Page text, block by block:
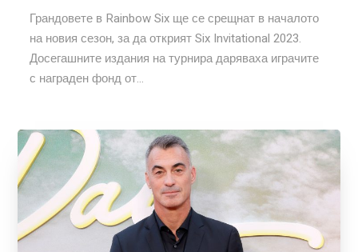
Грандовете в Rainbow Six ще се срещнат в началото
на новия сезон, за да открият Six Invitational 2023.
Досегашните издания на турнира даряваха играчите
с награден фонд от...